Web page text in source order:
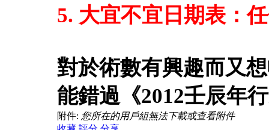
5. 大宜不宜日期表：
對於術數有興趣而又
能錯過《2012壬辰年
附件: 您所在的用戶組無法下載或查看附件